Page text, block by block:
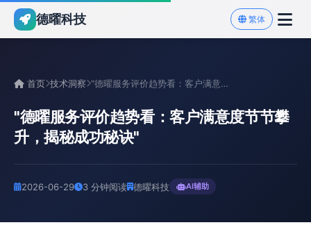
德曜科技 繁体
首页 技术洞察 "德曜服务评价趋势看：客户满意度节节攀升，揭秘成功秘诀"
"德曜服务评价趋势看：客户满意度节节攀
升，揭秘成功秘诀"
2026-06-29 3 分钟阅读 德曜科技 AI辅助